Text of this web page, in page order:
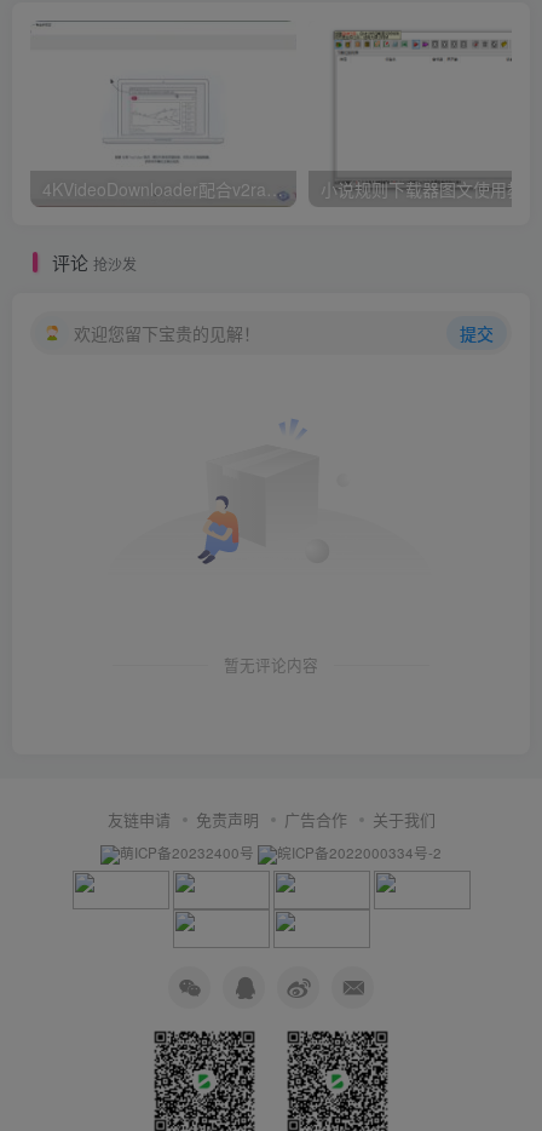
4KVideoDownloader配合v2rayN下载油管youtube视频教程
评论 抢沙发
欢迎您留下宝贵的见解！ 提交
暂无评论内容
友链申请 免责声明 广告合作 关于我们
萌ICP备20232400号 皖ICP备2022000334号-2